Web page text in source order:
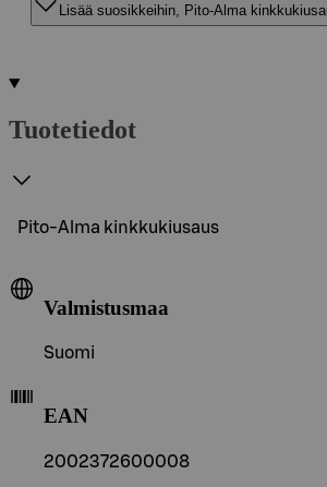
Lisää suosikkeihin, Pito-Alma
Tuotetiedot
Pito-Alma kinkkukiusaus
Valmistusmaa
Suomi
EAN
2002372600008